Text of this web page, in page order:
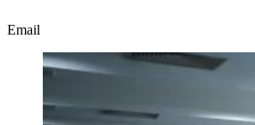
Email